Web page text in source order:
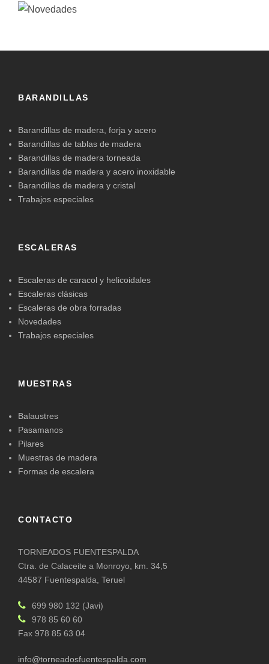
BARANDILLAS
Barandillas de madera, forja y acero
Barandillas de tablas de madera
Barandillas de madera torneada
Barandillas de madera y acero inoxidable
Barandillas de madera y cristal
Trabajos especiales
ESCALERAS
Escaleras de caracol y helicoidales
Escaleras clásicas
Escaleras de obra forradas
Novedades
Trabajos especiales
MUESTRAS
Balaustres
Pasamanos
Pilares
Muestras de madera
Formas de escalera
CONTACTO
TORNEADOS FUENTESPALDA
Ctra. de Calaceite a Monroyo, km. 34,5
44587 Fuentespalda, Teruel
699 980 132 (Javi)
978 85 60 60
Fax 978 85 63 04
info@torneadosfuentespalda.com